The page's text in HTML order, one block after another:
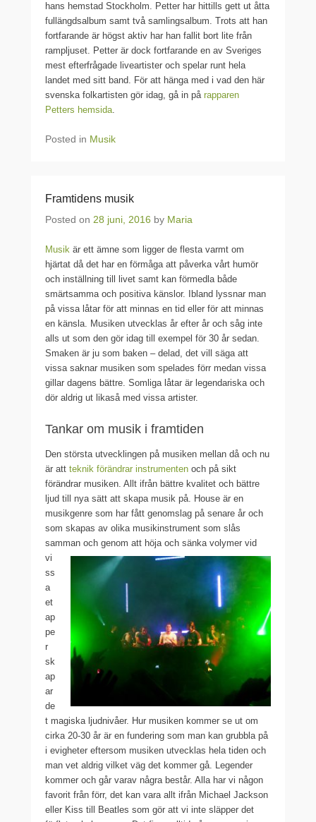
hans hemstad Stockholm. Petter har hittills gett ut åtta
fullängdsalbum samt två samlingsalbum. Trots att han
fortfarande är högst aktiv har han fallit bort lite från
rampljuset. Petter är dock fortfarande en av Sveriges
mest efterfrågade liveartister och spelar runt hela
landet med sitt band. För att hänga med i vad den här
svenska folkartisten gör idag, gå in på rapparen
Petters hemsida.
Posted in Musik
Framtidens musik
Posted on 28 juni, 2016 by Maria
Musik är ett ämne som ligger de flesta varmt om
hjärtat då det har en förmåga att påverka vårt humör
och inställning till livet samt kan förmedla både
smärtsamma och positiva känslor. Ibland lyssnar man
på vissa låtar för att minnas en tid eller för att minnas
en känsla. Musiken utvecklas år efter år och såg inte
alls ut som den gör idag till exempel för 30 år sedan.
Smaken är ju som baken – delad, det vill säga att
vissa saknar musiken som spelades förr medan vissa
gillar dagens bättre. Somliga låtar är legendariska och
dör aldrig ut likaså med vissa artister.
Tankar om musik i framtiden
Den största utvecklingen på musiken mellan då och nu
är att teknik förändrar instrumenten och på sikt
förändrar musiken. Allt ifrån bättre kvalitet och bättre
ljud till nya sätt att skapa musik på. House är en
musikgenre som har fått genomslag på senare år och
som skapas av olika musikinstrument som slås
samman och genom att höja och sänkavolymer vid
vi
ss
a
et
ap
pe
r
sk
ap
ar
de
t magiska ljudnivåer. Hur musiken kommer se ut om
cirka 20-30 år är en fundering som man kan grubbla på
i evigheter eftersom musiken utvecklas hela tiden och
man vet aldrig vilket väg det kommer gå. Legender
kommer och går varav några består. Alla har vi någon
favorit från förr, det kan vara allt ifrån Michael Jackson
eller Kiss till Beatles som gör att vi inte släpper det